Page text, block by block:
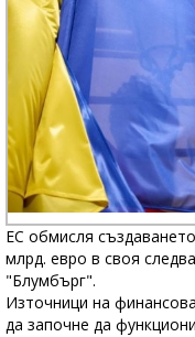
ЕС обмисля
млрд. евро в своя
"Блумбърг".
Източници на
да започне да